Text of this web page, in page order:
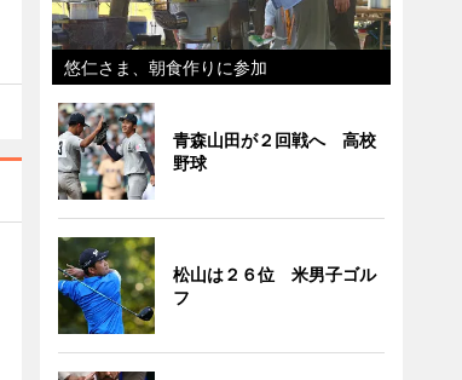
悠仁さま、朝食作りに参加
青森山田が２回戦へ 高校
野球
松山は２６位 米男子ゴル
フ